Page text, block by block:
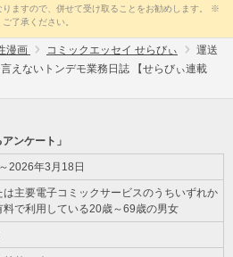
ますので、併せて受け取ることをお勧めします。 ※
了承ください。
漫画 コミックエッセイ せらびぃ
運送
えないトンデモ業務日誌 【せらびぃ連載
ンケート」
2026年3月18日
は主要電子コミックサービスのうちいずれか
料で利用している20歳～69歳の男女